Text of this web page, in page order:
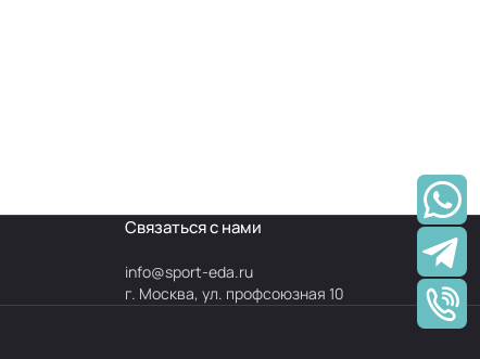
Связаться с нами
info@sport-eda.ru
г. Москва, ул. профсоюзная 10